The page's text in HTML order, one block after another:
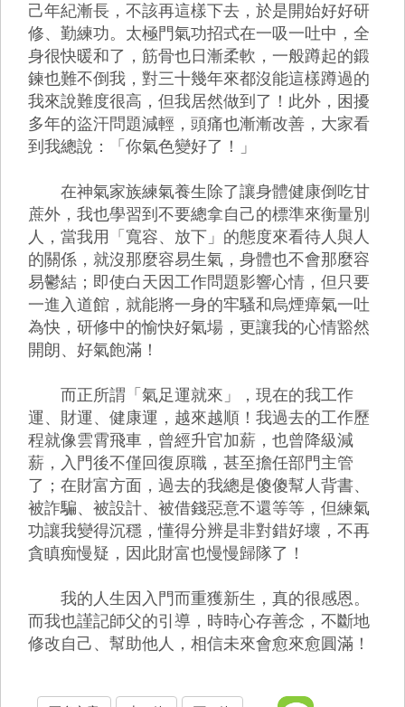
己年紀漸長，不該再這樣下去，於是開始好好研
修、勤練功。太極門氣功招式在一吸一吐中，全
身很快暖和了，筋骨也日漸柔軟，一般蹲起的鍛
鍊也難不倒我，對三十幾年來都沒能這樣蹲過的
我來說難度很高，但我居然做到了！此外，困擾
多年的盜汗問題減輕，頭痛也漸漸改善，大家看
到我總說：「你氣色變好了！」
在神氣家族練氣養生除了讓身體健康倒吃甘
蔗外，我也學習到不要總拿自己的標準來衡量別
人，當我用「寬容、放下」的態度來看待人與人
的關係，就沒那麼容易生氣，身體也不會那麼容
易鬱結；即使白天因工作問題影響心情，但只要
一進入道館，就能將一身的牢騷和烏煙瘴氣一吐
為快，研修中的愉快好氣場，更讓我的心情豁然
開朗、好氣飽滿！
而正所謂「氣足運就來」，現在的我工作
運、財運、健康運，越來越順！我過去的工作歷
程就像雲霄飛車，曾經升官加薪，也曾降級減
薪，入門後不僅回復原職，甚至擔任部門主管
了；在財富方面，過去的我總是傻傻幫人背書、
被詐騙、被設計、被借錢惡意不還等等，但練氣
功讓我變得沉穩，懂得分辨是非對錯好壞，不再
貪瞋痴慢疑，因此財富也慢慢歸隊了！
我的人生因入門而重獲新生，真的很感恩。
而我也謹記師父的引導，時時心存善念，不斷地
修改自己、幫助他人，相信未來會愈來愈圓滿！